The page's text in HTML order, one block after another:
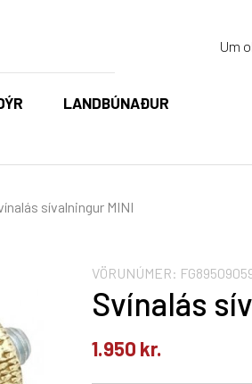
LANDBÚNAÐUR
Um
sívalningur MINI
VÖRUNÚMER:
Svínalás
1.950 kr.